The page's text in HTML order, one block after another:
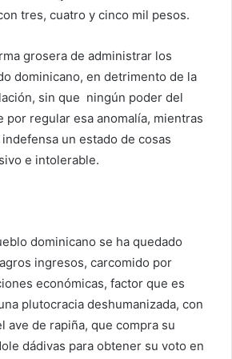
tres, cuatro y cinco mil pesos.
grosera de administrar los
dominicano, en detrimento de la
sin que ningún poder del
por regular esa anomalía, mientras
un estado de cosas
e intolerable.
dominicano se ha quedado
ingresos, carcomido por
económicas, factor que es
plutocracia deshumanizada, con
ave de rapiña, que compra su
dádivas para obtener su voto en